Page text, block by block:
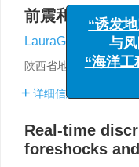
前震和余震的实
LauraGulia ,
陕西省地震局，西安
详细信息
Real-time
foreshocks
“诱发
与
“海洋